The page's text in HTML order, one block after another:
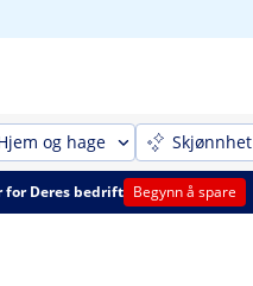
og hage Skjønnhet
for Deres bedrift Begynn å spare